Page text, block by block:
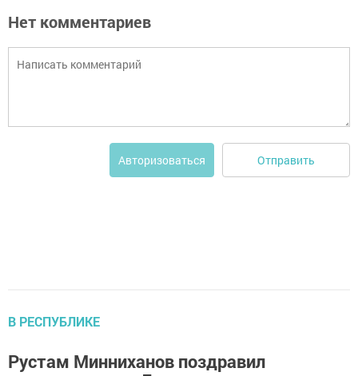
Нет комментариев
Авторизоваться Отправить
В РЕСПУБЛИКЕ
Рустам Минниханов поздравил